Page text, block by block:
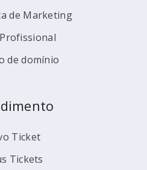
de Marketing
de domínio
Ticket
Tickets